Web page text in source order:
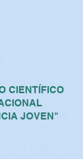
CIENTÍFICO
JOVEN"